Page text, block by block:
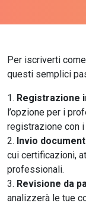
Per iscriverti
questi semplici
Registrazione
l’opzione per i
registrazione con
Invio
cui certificazioni,
professionali.
Revisione da
analizzerà le tue